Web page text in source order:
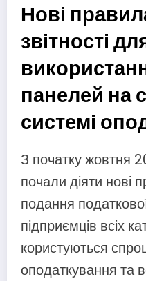
Нові
звітності
панелей на
системі
З початку жовтня
почали діяти нові
подання
підприємців всіх
користуються
оподаткування та